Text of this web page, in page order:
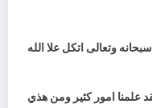
وتعالى اتكل علا الله
علمنا امور كثير ومن هذي